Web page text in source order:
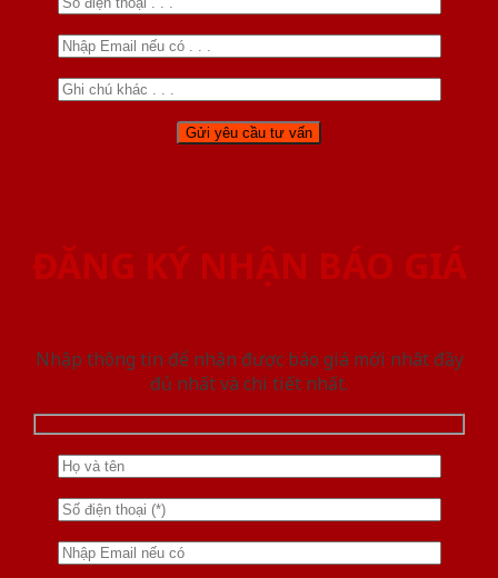
ĐĂNG KÝ NHẬN BÁO GIÁ
Nhập thông tin để nhận được báo giá mới nhât đầy
đủ nhất và chi tiết nhất.